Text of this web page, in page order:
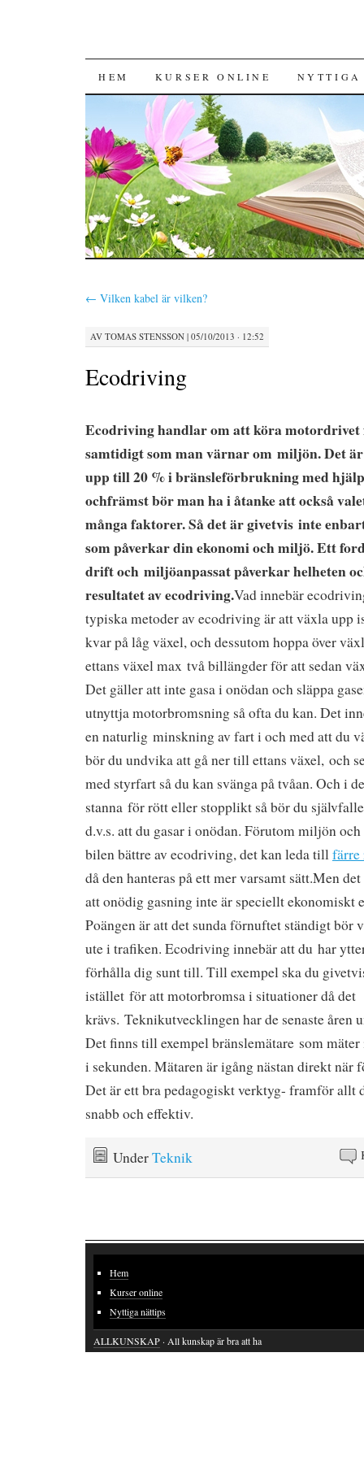
HOPPA TILL INNEHÅLL
HEM KURSER ONLINE
← Vilken kabel är vilken?
AV TOMAS STENSSON | 05/10/2013 · 12:52
Ecodriving
Ecodriving handlar om att köra motordrivet
samtidigt som man värnar om miljön. Det
upp till 20 % i bränsleförbrukning med
ochfrämst bör man ha i åtanke att också
många faktorer. Så det är givetvis inte
som påverkar din ekonomi och miljö. Ett
drift och miljöanpassat påverkar helheten
resultatet av ecodriving.Vad innebär
typiska metoder av ecodriving är att växla upp
kvar på låg växel, och dessutom hoppa över
ettans växel max två billängder för att sedan
Det gäller att inte gasa i onödan och släppa
utnyttja motorbromsning så ofta du kan. Det
en naturlig minskning av fart i och med att du
bör du undvika att gå ner till ettans växel, och
med styrfart så du kan svänga på tvåan. Och i
stanna för rött eller stopplikt så bör du
d.v.s. att du gasar i onödan. Förutom miljön
bilen bättre av ecodriving, det kan leda till färre
då den hanteras på ett mer varsamt sätt.Men
att onödig gasning inte är speciellt
Poängen är att det sunda förnuftet ständigt bör
ute i trafiken. Ecodriving innebär att du har
förhålla dig sunt till. Till exempel ska du
istället för att motorbromsa i situationer då det
krävs. Teknikutvecklingen har de senaste åren
Det finns till exempel bränslemätare som
i sekunden. Mätaren är igång nästan direkt när
Det är ett bra pedagogiskt verktyg- framför allt
snabb och effektiv.
UnderTeknik
Hem
Kurser online
Nyttiga nättips
ALLKUNSKAP · All kunskap är bra att ha